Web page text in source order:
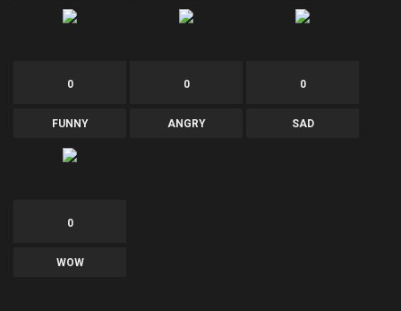
0
FUNNY
0
ANGRY
0
SAD
0
WOW